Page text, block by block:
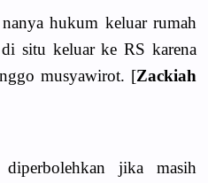
hukum keluar rumah
situ keluar ke RS karena
musyawirot. [Zackiah
diperbolehkan jika masih